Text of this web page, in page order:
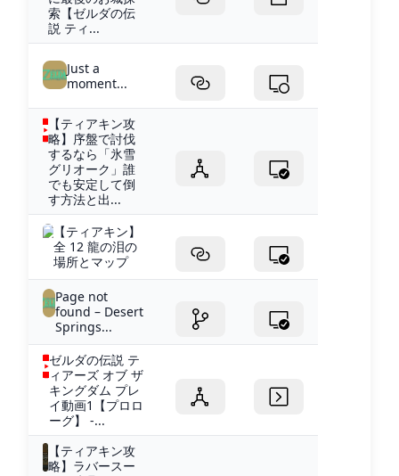
索【ゼルダの伝
説 ティ...
Just a
moment...
【ティアキン攻
略】序盤で討伐
するなら「氷雪
グリオーク」誰
でも安定して倒
す方法と出...
【ティアキン】
全 12 龍の泪の
場所とマップ
Page not
found – Desert
Springs...
ゼルダの伝説 テ
ィアーズ オブ ザ
キングダム プレ
イ動画1【プロロ
ーグ】 -...
【ティアキン攻
略】ラバースー